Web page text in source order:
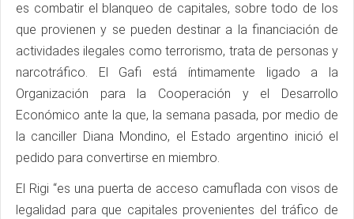
es combatir el blanqueo de capitales, sobre todo de los
que provienen y se pueden destinar a la financiación de
actividades ilegales como terrorismo, trata de personas y
narcotráfico. El Gafi está íntimamente ligado a la
Organización para la Cooperación y el Desarrollo
Económico ante la que, la semana pasada, por medio de
la canciller Diana Mondino, el Estado argentino inició el
pedido para convertirse en miembro.
El Rigi “es una puerta de acceso camuflada con visos de
legalidad para que capitales provenientes del tráfico de